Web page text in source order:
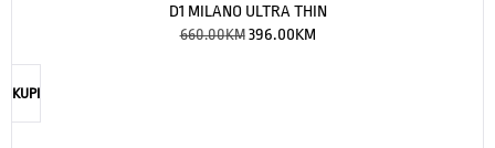
D1 MILANO ULTRA THIN
660.00KM 396.00KM
KUPI